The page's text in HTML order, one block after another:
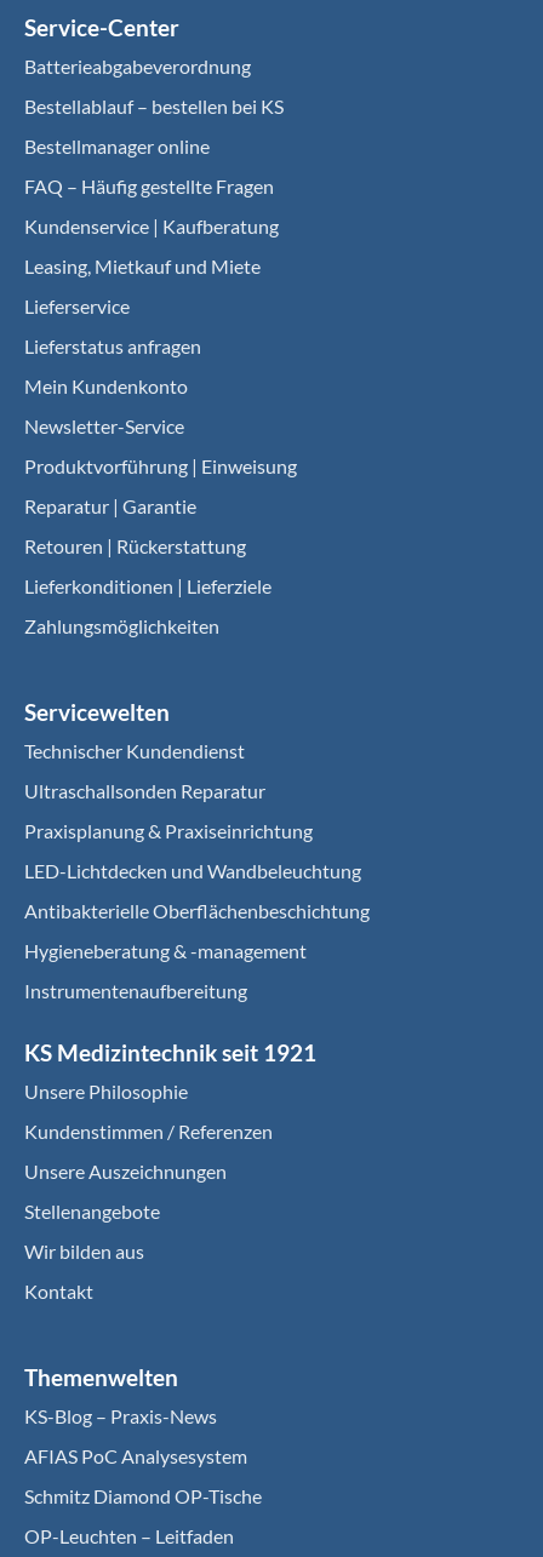
Service-Center
Batterieabgabeverordnung
Bestellablauf – bestellen bei KS
Bestellmanager online
FAQ – Häufig gestellte Fragen
Kundenservice | Kaufberatung
Leasing, Mietkauf und Miete
Lieferservice
Lieferstatus anfragen
Mein Kundenkonto
Newsletter-Service
Produktvorführung | Einweisung
Reparatur | Garantie
Retouren | Rückerstattung
Lieferkonditionen | Lieferziele
Zahlungsmöglichkeiten
Servicewelten
Technischer Kundendienst
Ultraschallsonden Reparatur
Praxisplanung & Praxiseinrichtung
LED-Lichtdecken und Wandbeleuchtung
Antibakterielle Oberflächenbeschichtung
Hygieneberatung & -management
Instrumentenaufbereitung
KS Medizintechnik seit 1921
Unsere Philosophie
Kundenstimmen / Referenzen
Unsere Auszeichnungen
Stellenangebote
Wir bilden aus
Kontakt
Themenwelten
KS-Blog – Praxis-News
AFIAS PoC Analysesystem
Schmitz Diamond OP-Tische
OP-Leuchten – Leitfaden